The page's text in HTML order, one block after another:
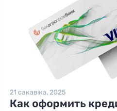
21 сакавіка, 2025
Как оформить